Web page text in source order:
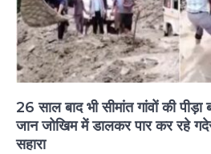
26 साल बाद भी सीमांत गांवों की
जान जोखिम में डालकर पार कर रहे
सहारा